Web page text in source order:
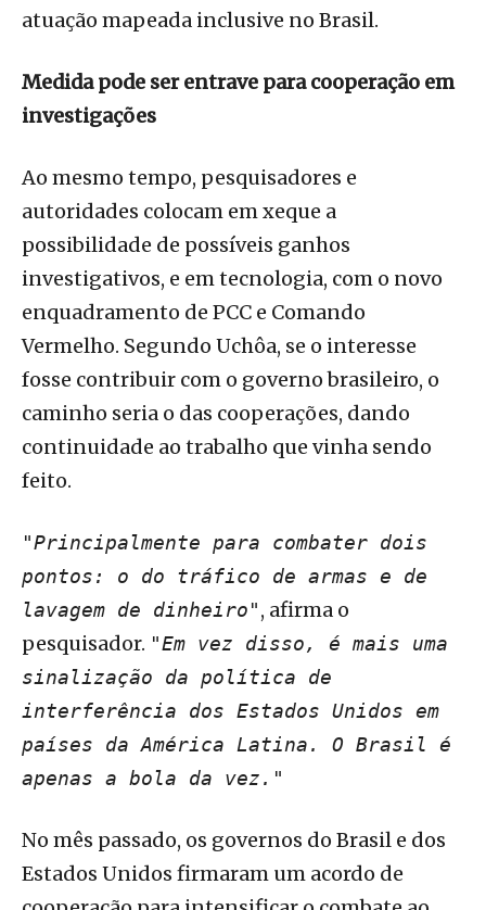
atuação mapeada inclusive no Brasil.
Medida pode ser entrave para cooperação em
investigações
Ao mesmo tempo, pesquisadores e
autoridades colocam em xeque a
possibilidade de possíveis ganhos
investigativos, e em tecnologia, com o novo
enquadramento de PCC e Comando
Vermelho. Segundo Uchôa, se o interesse
fosse contribuir com o governo brasileiro, o
caminho seria o das cooperações, dando
continuidade ao trabalho que vinha sendo
feito.
"Principalmente para combater dois
pontos: o do tráfico de armas e de
lavagem de dinheiro", afirma o
pesquisador. "Em vez disso, é mais uma
sinalização da política de
interferência dos Estados Unidos em
países da América Latina. O Brasil é
apenas a bola da vez."
No mês passado, os governos do Brasil e dos
Estados Unidos firmaram um acordo de